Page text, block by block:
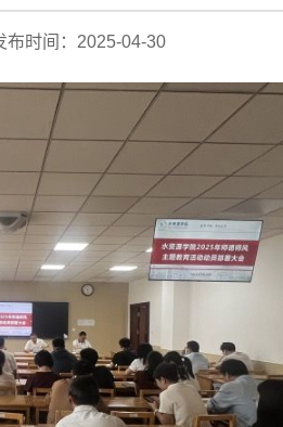
布时间：2025-04-30